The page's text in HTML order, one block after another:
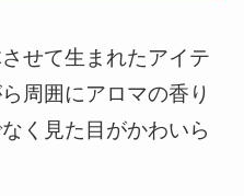
せて生まれたアイテ
周囲にアロマの香り
く見た目がかわいら